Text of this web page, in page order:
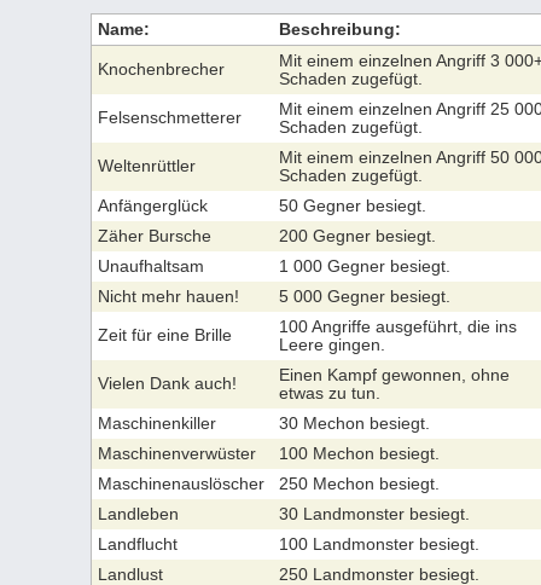
Name: Beschreibung:
Knochenbrecher
Mit einem einzelnen Angriff 3
Schaden zugefügt.
Felsenschmetterer
Mit einem einzelnen Angriff 25
Schaden zugefügt.
Weltenrüttler
Mit einem einzelnen Angriff 50
Schaden zugefügt.
Anfängerglück
50 Gegner besiegt.
Zäher Bursche
200 Gegner besiegt.
Unaufhaltsam
1 000 Gegner besiegt.
Nicht mehr hauen!
5 000 Gegner besiegt.
Zeit für eine Brille
100 Angriffe ausgeführt, die ins
Leere gingen.
Vielen Dank auch!
Einen Kampf gewonnen, ohne
etwas zu tun.
Maschinenkiller
30 Mechon besiegt.
Maschinenverwüster
100 Mechon besiegt.
Maschinenauslöscher
250 Mechon besiegt.
Landleben
30 Landmonster besiegt.
Landflucht
100 Landmonster besiegt.
Landlust
250 Landmonster besiegt.